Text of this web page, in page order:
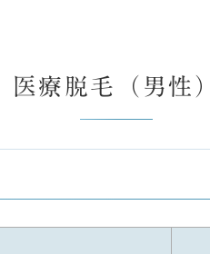
医療脱毛（男性）